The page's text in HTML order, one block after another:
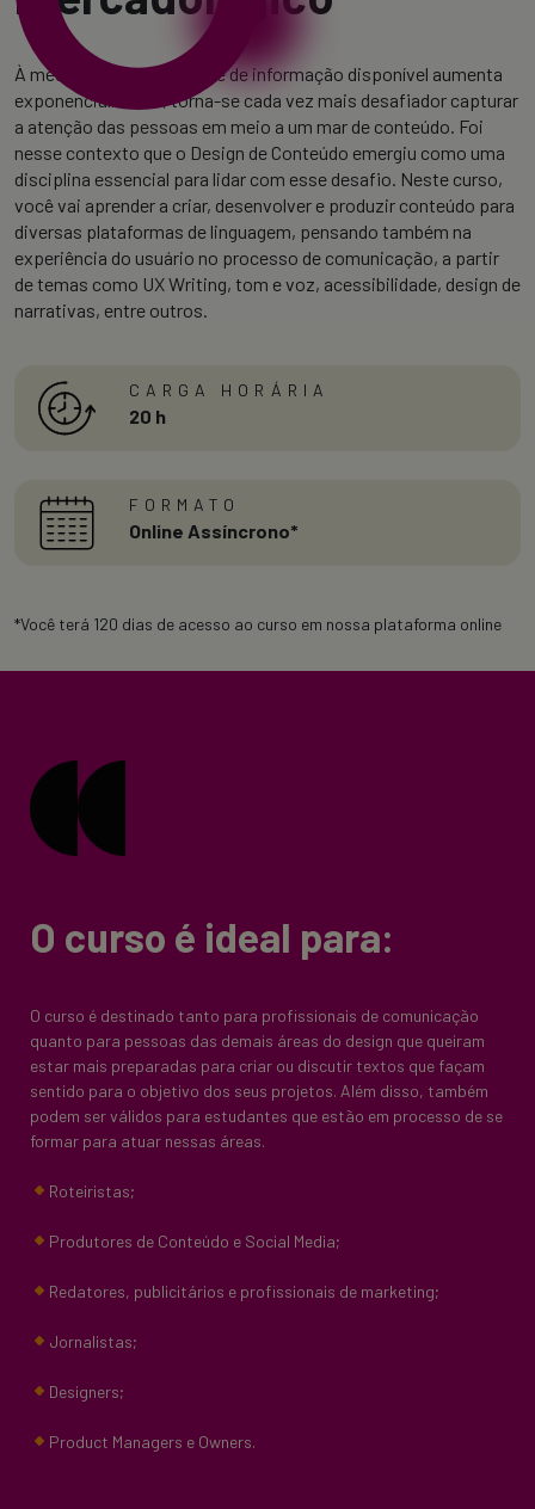
À medida que a quantidade de informação disponível aumenta
exponencialmente, torna-se cada vez mais desafiador capturar
a atenção das pessoas em meio a um mar de conteúdo. Foi
nesse contexto que o Design de Conteúdo emergiu como uma
disciplina essencial para lidar com esse desafio. Neste curso,
você vai aprender a criar, desenvolver e produzir conteúdo para
diversas plataformas de linguagem, pensando também na
experiência do usuário no processo de comunicação, a partir
de temas como UX Writing, tom e voz, acessibilidade, design de
narrativas, entre outros.
CARGA HORÁRIA
20 h
FORMATO
Online Assíncrono*
*Você terá 120 dias de acesso ao curso em nossa plataforma online
O curso é ideal para:
O curso é destinado tanto para profissionais de comunicação
quanto para pessoas das demais áreas do design que queiram
estar mais preparadas para criar ou discutir textos que façam
sentido para o objetivo dos seus projetos. Além disso, também
podem ser válidos para estudantes que estão em processo de se
formar para atuar nessas áreas.
Roteiristas;
Produtores de Conteúdo e Social Media;
Redatores, publicitários e profissionais de marketing;
Jornalistas;
Designers;
Product Managers e Owners.